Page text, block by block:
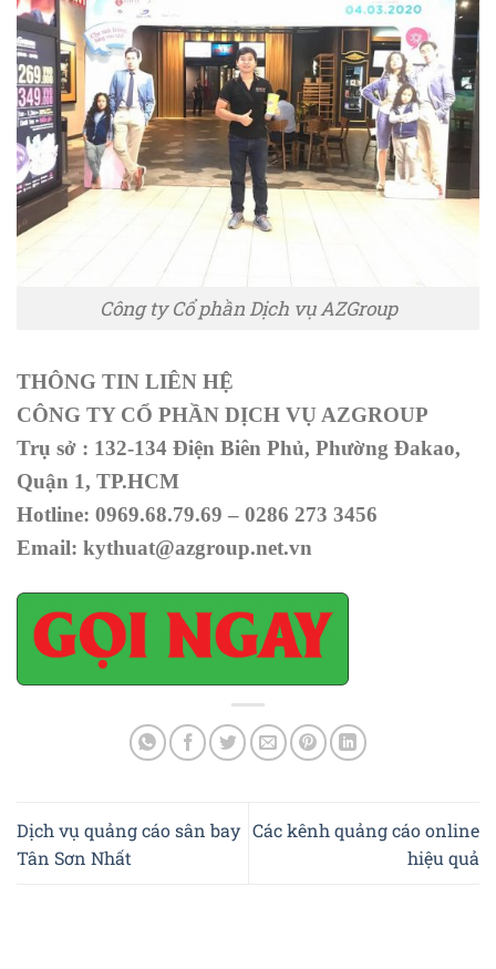
Công ty Cổ phần Dịch vụ AZGroup
THÔNG TIN LIÊN HỆ
CÔNG TY CỔ PHẦN DỊCH VỤ AZGROUP
Trụ sở : 132-134 Điện Biên Phủ, Phường Đakao,
Quận 1, TP.HCM
Hotline: 0969.68.79.69 – 0286 273 3456
Email: kythuat@azgroup.net.vn
Dịch vụ quảng cáo sân bay
Tân Sơn Nhất
Các kênh quảng cáo online
hiệu quả